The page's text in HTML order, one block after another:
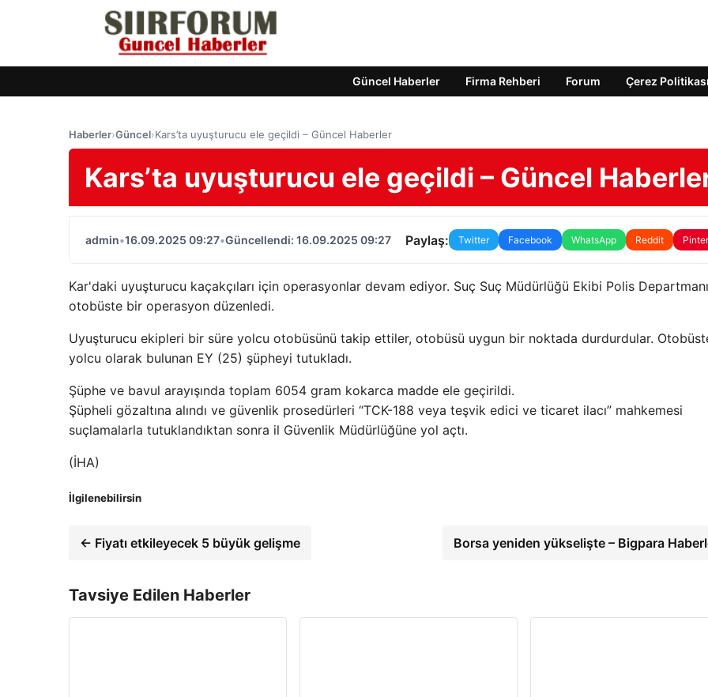
Güncel Haberler Firma Rehberi Forum Çerez Politikası
Haberler›Güncel›Kars’ta uyuşturucu ele geçildi – Güncel Haberler
Kars’ta uyuşturucu ele geçildi – Güncel
admin•16.09.2025 09:27•Güncellendi: 16.09.2025 09:27 Paylaş: Twitter Facebook WhatsApp Reddit
Kar'daki uyuşturucu kaçakçıları için operasyonlar devam ediyor. Suç Suç Müdürlüğü Ekibi Polis
otobüste bir operasyon düzenledi.
Uyuşturucu ekipleri bir süre yolcu otobüsünü takip ettiler, otobüsü uygun bir noktada durdurdular.
yolcu olarak bulunan EY (25) şüpheyi tutukladı.
Şüphe ve bavul arayışında toplam 6054 gram kokarca madde ele geçirildi.
Şüpheli gözaltına alındı ​​ve güvenlik prosedürleri “TCK-188 veya teşvik edici ve ticaret ilacı” mahkemesi
suçlamalarla tutuklandıktan sonra il Güvenlik Müdürlüğüne yol açtı.
(İHA)
İlgilenebilirsin
← Fiyatı etkileyecek 5 büyük gelişme Borsa yeniden yükselişte – Bigpara
Tavsiye Edilen Haberler